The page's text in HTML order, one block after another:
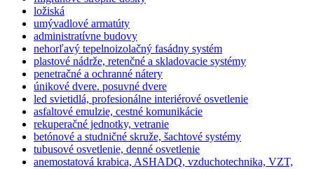
ložiská
umývadlové armatúty
administratívne budovy
nehorľavý tepelnoizolačný fasádny systém
plastové nádrže, retenčné a skladovacie systémy
penetračné a ochranné nátery
únikové dvere. posuvné dvere
led svietidlá, profesionálne interiérové osvetlenie
asfaltové emulzie, cestné komunikácie
rekuperačné jednotky, vetranie
betónové a studničné skruže, šachtové systémy
tubusové osvetlenie, denné osvetlenie
anemostatová krabica, ASHADQ, vzduchotechnika, VZT,